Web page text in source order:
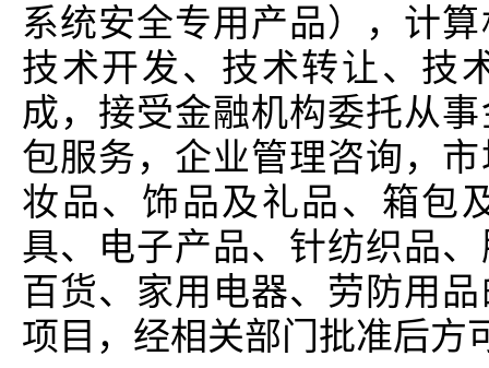
系统安全专用产品），计
技术开发、技术转让、技
成，接受金融机构委托从
包服务，企业管理咨询，
妆品、饰品及礼品、箱包
具、电子产品、针纺织品
百货、家用电器、劳防用
项目，经相关部门批准后方